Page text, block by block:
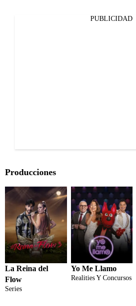
PUBLICIDAD
Producciones
La Reina del
Flow
Series
Yo Me Llamo
Realities Y Concursos